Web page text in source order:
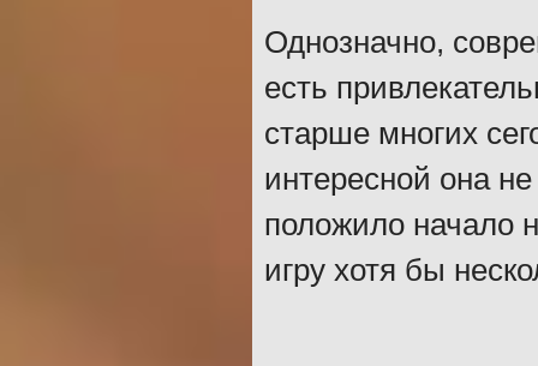
Однозначно,
есть
старше многих
интересной она
положило начало
игру хотя бы